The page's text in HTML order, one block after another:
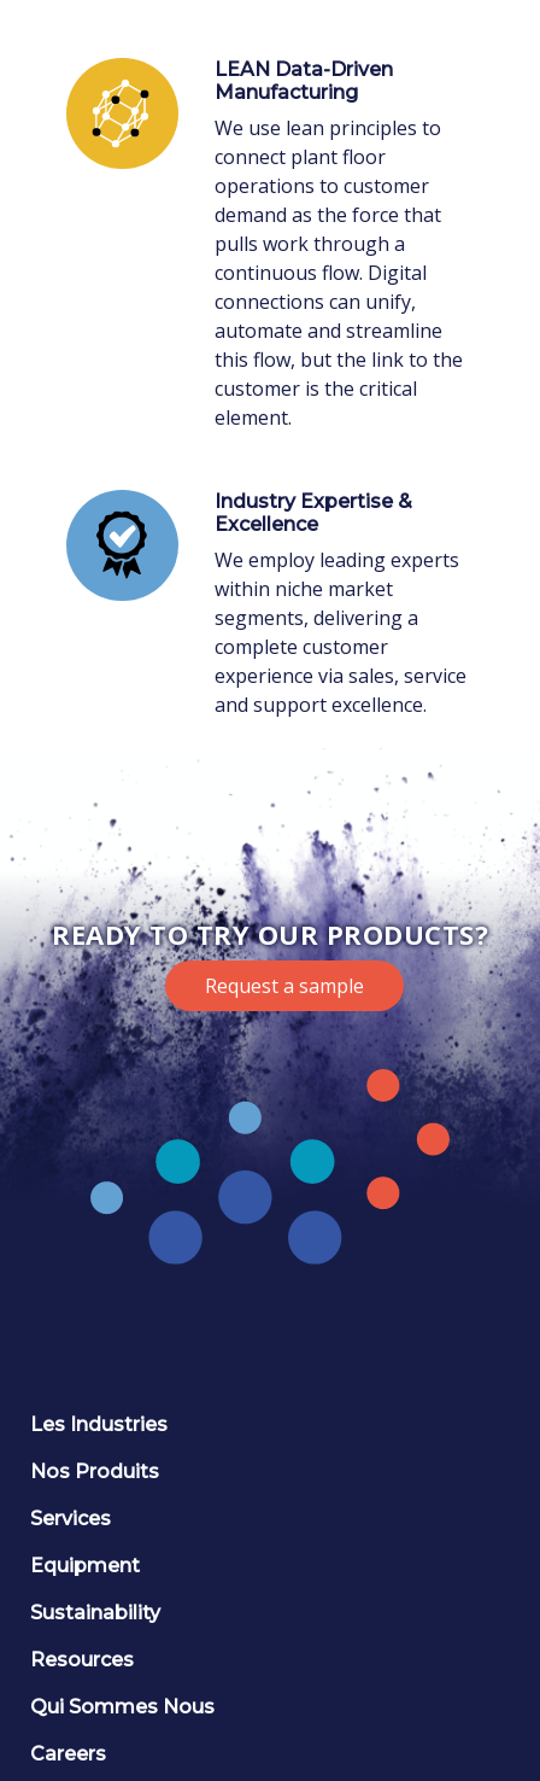
LEAN Data-Driven
Manufacturing
We use lean principles to
connect plant floor
operations to customer
demand as the force that
pulls work through a
continuous flow. Digital
connections can unify,
automate and streamline
this flow, but the link to the
customer is the critical
element.
Industry Expertise &
Excellence
We employ leading experts
within niche market
segments, delivering a
complete customer
experience via sales, service
and support excellence.
READY TO TRY OUR PRODUCTS?
Request a sample
Les Industries
Nos Produits
Services
Equipment
Sustainability
Resources
Qui Sommes Nous
Careers